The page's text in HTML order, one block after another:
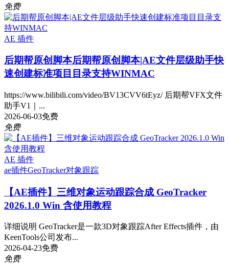
免费
AE 插件
后期帮原创脚本后期帮原创脚本|AE文件层级助手快
速创建标准项目目录支持WINMAC
https://www.bilibili.com/video/BV13CVV6tEyz/ 后期帮VFX文件
助手V1｜...
2026-06-03免费
免费
AE 插件
ae插件GeoTracker对象跟踪
【AE插件】三维对象运动跟踪合成 GeoTracker
2026.1.0 Win 含使用教程
详细说明 GeoTracker是一款3D对象跟踪After Effects插件，由
KeenTools公司发布...
2026-04-23免费
免费